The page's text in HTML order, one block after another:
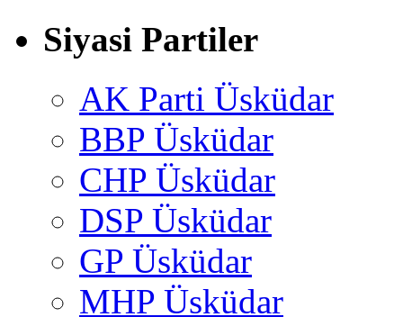
Siyasi Partiler
AK Parti Üsküdar
BBP Üsküdar
CHP Üsküdar
DSP Üsküdar
GP Üsküdar
MHP Üsküdar